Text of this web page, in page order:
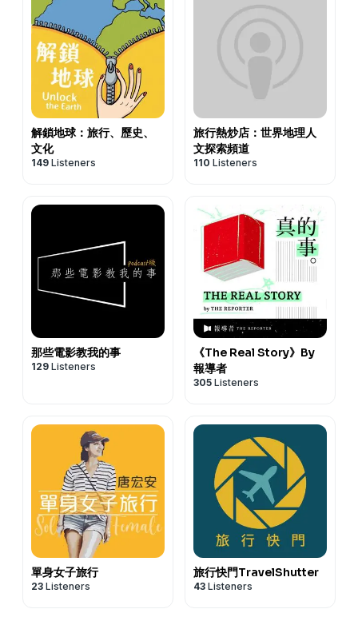
解鎖地球：旅行、歷史、
文化
149 Listeners
旅行熱炒店：世界地理人
文探索頻道
110 Listeners
那些電影教我的事
129 Listeners
《The Real Story》By
報導者
305 Listeners
單身女子旅行
23 Listeners
旅行快門TravelShutter
43 Listeners